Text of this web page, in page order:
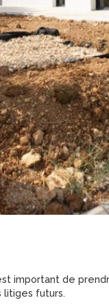
important de
litiges futurs.